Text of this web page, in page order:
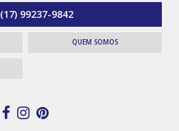
(17) 99237-9842
QUEM SOMOS